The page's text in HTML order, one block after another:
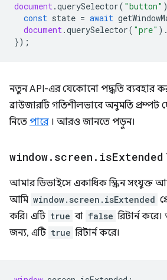
document.querySelector( "button"
const state = await
document.querySelector( "pre" ).
});
নতুন API-এর যেকোনো পদ্ধতি ব্যবহার
ব্রাউজারটি গতিশীলভাবে অনুমতি প্রম্পট
নিতে পারে। আরও জানতে পড়ুন।
window. screen . isExtended
আমার ডিভাইসে একাধিক স্ক্রিন সংযুক্ত
আমি window.screen.isExtended
করি। এটি true বা false রিটার্ন
জন্য, এটি true রিটার্ন করে।